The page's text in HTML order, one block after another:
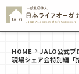
HOME
JALO公式ブ
現場シェア会特別編「